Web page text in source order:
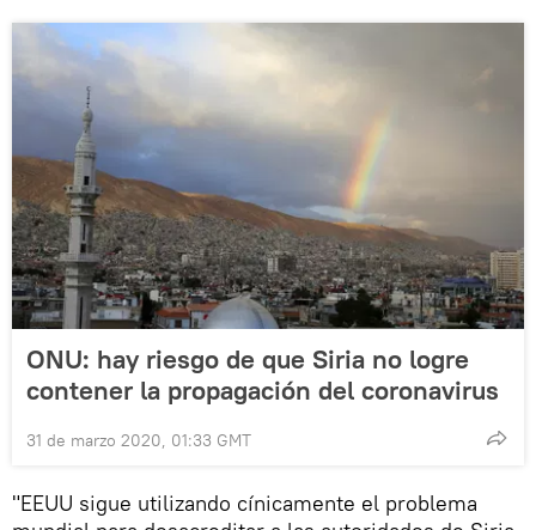
ONU: hay riesgo de que Siria no logre
contener la propagación del coronavirus
31 de marzo 2020, 01:33 GMT
"EEUU sigue utilizando cínicamente el problema